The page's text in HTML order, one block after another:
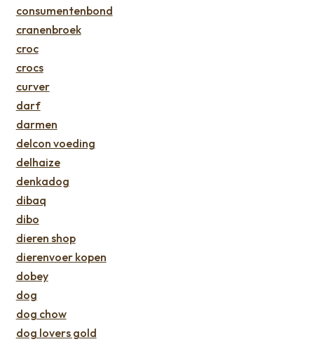
consumentenbond
cranenbroek
croc
crocs
curver
darf
darmen
delcon voeding
delhaize
denkadog
dibaq
dibo
dieren shop
dierenvoer kopen
dobey
dog
dog chow
dog lovers gold